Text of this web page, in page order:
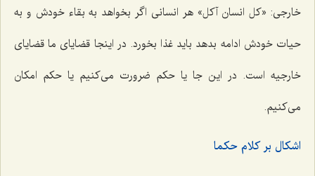
خارجى: «كل انسان آكل» هر انسانى اگر بخواهد به بقاء خودش و به
حیات خودش ادامه بدهد باید غذا بخورد. در اینجا قضایاى ما قضایاى
خارجیه است. در این جا یا حكم ضرورت مى‌كنیم یا حكم امكان
مى‌كنیم.
اشكال بر كلام حكما